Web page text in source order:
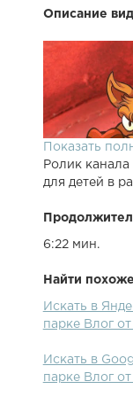
Описание
Сказки для
Показать
Ролик канала
для детей в
6:22 мин.
Найти
Искать в
парке Влог
Искать в
парке Влог